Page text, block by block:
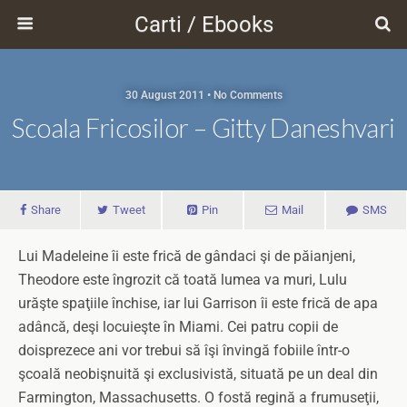
Carti / Ebooks
30 August 2011 • No Comments
Scoala Fricosilor – Gitty Daneshvari
Share Tweet Pin Mail SMS
Lui Madeleine îi este frică de gândaci şi de păianjeni,
Theodore este îngrozit că toată lumea va muri, Lulu
urăşte spaţiile închise, iar lui Garrison îi este frică de apa
adâncă, deşi locuieşte în Miami. Cei patru copii de
doisprezece ani vor trebui să îşi învingă fobiile într-o
şcoală neobişnuită şi exclusivistă, situată pe un deal din
Farmington, Massachusetts. O fostă regină a frumuseţii,